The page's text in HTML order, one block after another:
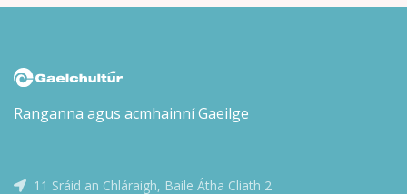
gur teachtaireacht dó féin atá sa dúnmharú seo: éirigh
Ach cén seans atá acu nuair atá duine mór sa Rialtas, is
Ranganna agus acmhainní Gaeilge
11 Sráid an Chláraigh, Baile Átha Cliath 2